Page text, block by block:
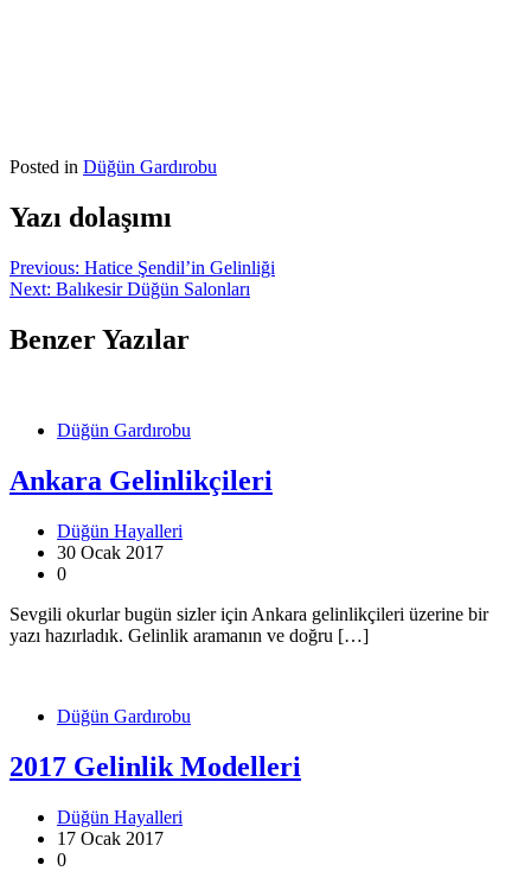
Posted in Düğün Gardırobu
Yazı dolaşımı
Previous: Hatice Şendil’in Gelinliği
Next: Balıkesir Düğün Salonları
Benzer Yazılar
Düğün Gardırobu
Ankara Gelinlikçileri
Düğün Hayalleri
30 Ocak 2017
0
Sevgili okurlar bugün sizler için Ankara gelinlikçileri üzerine bir
yazı hazırladık. Gelinlik aramanın ve doğru […]
Düğün Gardırobu
2017 Gelinlik Modelleri
Düğün Hayalleri
17 Ocak 2017
0